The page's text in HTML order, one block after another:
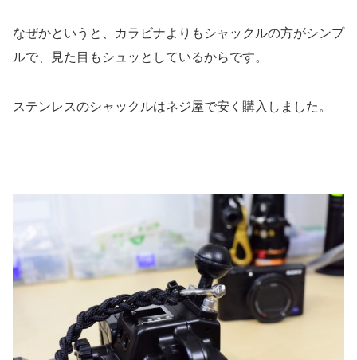
なぜかというと、カラビナよりもシャックルの方がシンプ
ルで、見た目もシュッとしているからです。
ステンレスのシャックルはネジ屋で安く購入しました。